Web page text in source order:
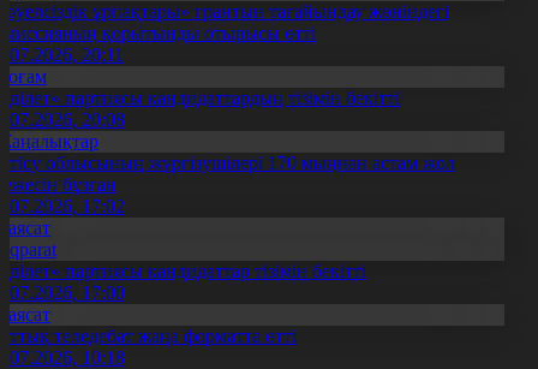
ұрпақтары» грантын тағайындау жөніндегі
қорытынды отырысы өтті
20:11
партиясы кандидаттардың тізімін бекітті
20:08
облысының жүргізушілері 170 мыңнан астам жол
бұзған
17:02
партиясы кандидаттар тізімін бекітті
17:00
теледебат жаңа форматта өтті
10:18